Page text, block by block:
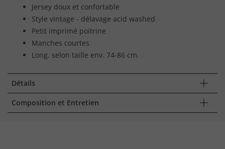
Jersey doux et confortable
Style vintage - délavage acid washed
Petit imprimé poitrine
Manches courtes
Long. selon taille env. 74-86 cm.
Détails
Composition et Entretien